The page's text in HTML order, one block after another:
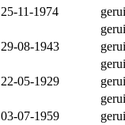
25-11-1974
29-08-1943
22-05-1929
03-07-1959